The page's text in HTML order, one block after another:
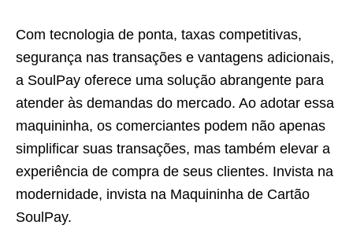
Com tecnologia de ponta, taxas competitivas,
segurança nas transações e vantagens adicionais,
a SoulPay oferece uma solução abrangente para
atender às demandas do mercado. Ao adotar essa
maquininha, os comerciantes podem não apenas
simplificar suas transações, mas também elevar a
experiência de compra de seus clientes. Invista na
modernidade, invista na Maquininha de Cartão
SoulPay.